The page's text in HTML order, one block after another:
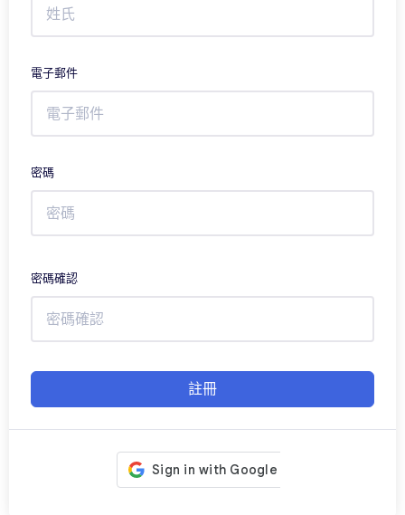
電子郵件
密碼
密碼確認
註冊